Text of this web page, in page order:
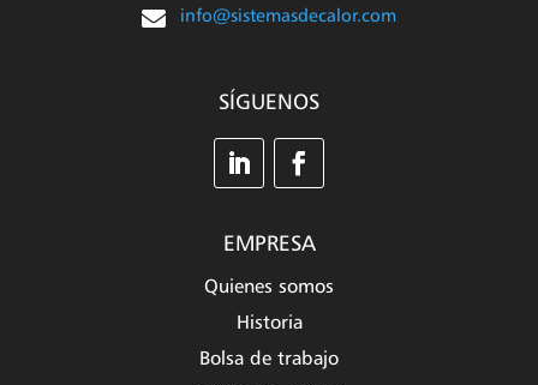
 info@sistemasdecalor.com
SÍGUENOS
EMPRESA
Quienes somos
Historia
Bolsa de trabajo